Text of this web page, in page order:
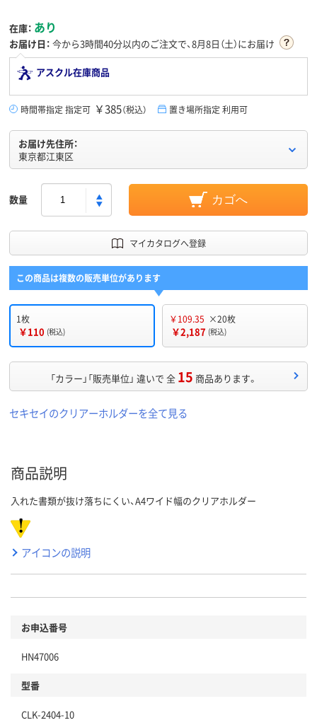
在庫： あり
お届け日： 今から3時間40分以内のご注文で、8月8日（土）にお届け
アスクル在庫商品
時間帯指定 指定可 ￥385（税込） 置き場所指定 利用可
お届け先住所：
東京都江東区
数量 カゴへ
マイカタログへ登録
この商品は複数の販売単位があります
1枚
￥110 (税込)
￥109.35 ×20枚
￥2,187 (税込)
「カラー」「販売単位」 違いで 全 15 商品あります。
セキセイのクリアーホルダーを全て見る
商品説明
入れた書類が抜け落ちにくい、A4ワイド幅のクリアホルダー
アイコンの説明
お申込番号
HN47006
型番
CLK-2404-10